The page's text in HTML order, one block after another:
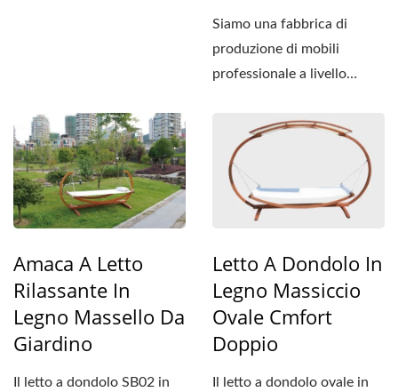
Siamo una fabbrica di
produzione di mobili
professionale a livello
Amaca A Letto
Rilassante In
Legno Massello Da
Giardino
Il letto a dondolo SB02 in
Letto A Dondolo In
Legno Massiccio
Ovale Cmfort
Doppio
Il letto a dondolo ovale in